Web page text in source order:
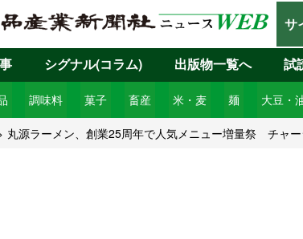
サ
調味料 菓子 畜産 米・麦 麺 大豆・
シグナル(コラム) 出版物一覧へ 試
丸源ラーメン、創業25周年で人気メニュー増量祭 チャ